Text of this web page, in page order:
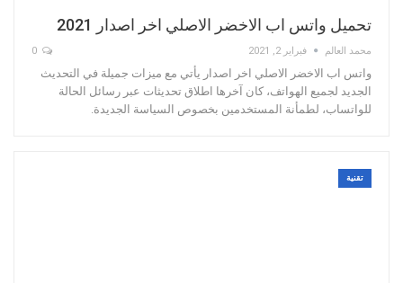
تحميل واتس اب الاخضر الاصلي اخر اصدار 2021
محمد العالم فبراير 2, 2021
واتس اب الاخضر الاصلي اخر اصدار يأتي مع ميزات جميلة في التحديث
الجديد لجميع الهواتف، كان آخرها اطلاق تحديثات عبر رسائل الحالة
للواتساب، لطمأنة المستخدمين بخصوص السياسة الجديدة.
تقنية